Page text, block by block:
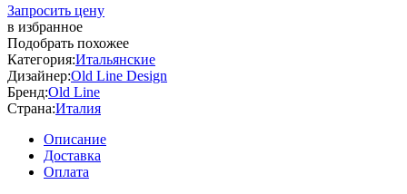
Запросить цену
в избранное
Подобрать похожее
Категория:Итальянские
Дизайнер:Old Line Design
Бренд:Old Line
Страна:Италия
Описание
Доставка
Оплата